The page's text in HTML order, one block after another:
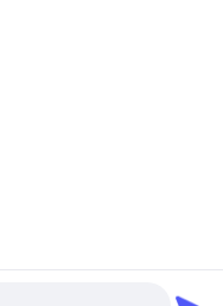
CO., LTD . Allen